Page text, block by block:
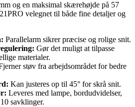
og en maksimal skærehøjde på 57
velegnet til både fine detaljer og
Parallelarm sikrer præcise og rolige snit.
Gør det muligt at tilpasse
materialer.
støv fra arbejdsområdet for bedre
Kan justeres op til 45° for skrå snit.
Leveres med lampe, bordudvidelser,
savklinger.